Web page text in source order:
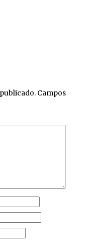
Campos